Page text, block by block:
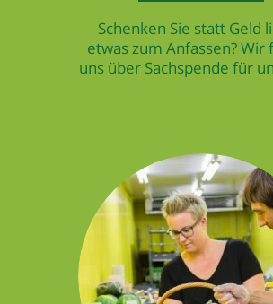
Schenken Sie statt Geld
etwas zum Anfassen? Wir
uns über Sachspende für